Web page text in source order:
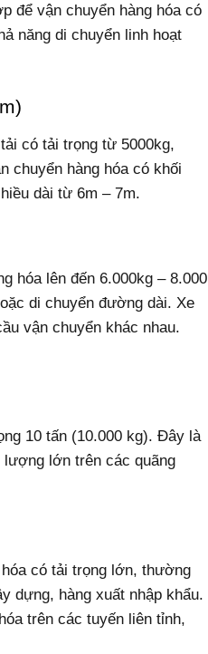
để vận chuyển hàng hóa có
năng di chuyển linh hoạt
có tải trọng từ 5000kg,
chuyển hàng hóa có khối
dài từ 6m – 7m.
hóa lên đến 6.000kg – 8.000
di chuyển đường dài. Xe
vận chuyển khác nhau.
10 tấn (10.000 kg). Đây là
lớn trên các quãng
có tải trọng lớn, thường
dựng, hàng xuất nhập khẩu.
trên các tuyến liên tỉnh,